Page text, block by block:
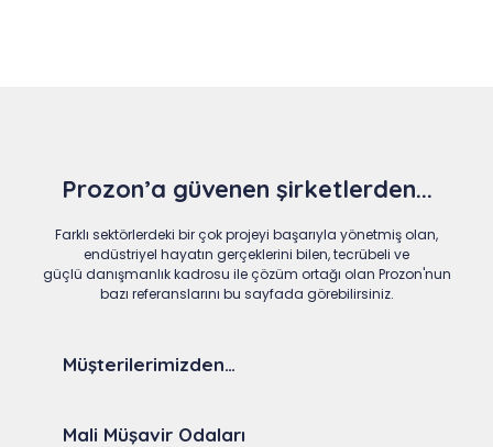
Prozon’a güvenen şirketlerden...
Farklı sektörlerdeki bir çok projeyi başarıyla yönetmiş olan,
endüstriyel hayatın gerçeklerini bilen, tecrübeli ve
güçlü danışmanlık kadrosu ile çözüm ortağı olan Prozon'nun
bazı referanslarını bu sayfada görebilirsiniz.
Müşterilerimizden…
Mali Müşavir Odaları